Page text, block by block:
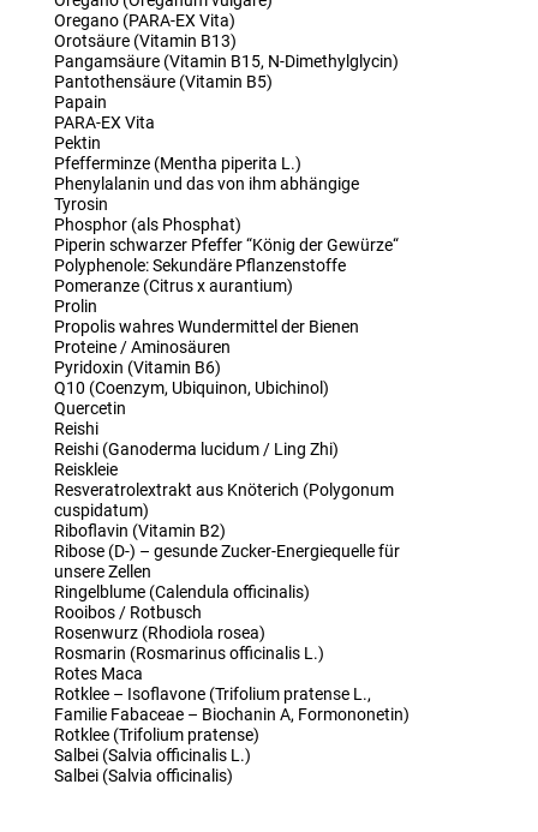
Oregano (PARA-EX Vita)
Orotsäure (Vitamin B13)
Pangamsäure (Vitamin B15, N-Dimethylglycin)
Pantothensäure (Vitamin B5)
Papain
PARA-EX Vita
Pektin
Pfefferminze (Mentha piperita L.)
Phenylalanin und das von ihm abhängige
Tyrosin
Phosphor (als Phosphat)
Piperin schwarzer Pfeffer “König der Gewürze“
Polyphenole: Sekundäre Pflanzenstoffe
Pomeranze (Citrus x aurantium)
Prolin
Propolis wahres Wundermittel der Bienen
Proteine / Aminosäuren
Pyridoxin (Vitamin B6)
Q10 (Coenzym, Ubiquinon, Ubichinol)
Quercetin
Reishi
Reishi (Ganoderma lucidum / Ling Zhi)
Reiskleie
Resveratrolextrakt aus Knöterich (Polygonum
cuspidatum)
Riboflavin (Vitamin B2)
Ribose (D-) – gesunde Zucker-Energiequelle für
unsere Zellen
Ringelblume (Calendula officinalis)
Rooibos / Rotbusch
Rosenwurz (Rhodiola rosea)
Rosmarin (Rosmarinus officinalis L.)
Rotes Maca
Rotklee – Isoflavone (Trifolium pratense L.,
Familie Fabaceae – Biochanin A, Formononetin)
Rotklee (Trifolium pratense)
Salbei (Salvia officinalis L.)
Salbei (Salvia officinalis)